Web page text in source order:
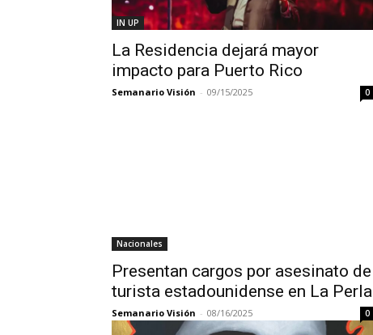
IN UP
La Residencia dejará mayor
impacto para Puerto Rico
Semanario Visión - 09/15/2025 0
Nacionales
Presentan cargos por asesinato de
turista estadounidense en La Perla
Semanario Visión - 08/16/2025 0